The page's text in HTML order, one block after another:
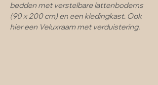
bedden met verstelbare lattenbodems
(90 x 200 cm) en een kledingkast. Ook
hier een Veluxraam met verduistering.